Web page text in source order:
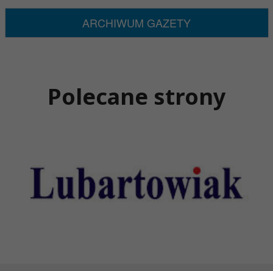
ARCHIWUM GAZETY
Polecane strony